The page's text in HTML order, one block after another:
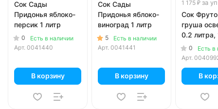
Сок Сады
Придонья яблоко-
персик 1 литр
0
Есть в наличии
Арт. 0041440
В корзину
Сок Сады
Придонья яблоко-
виноград 1 литр
5
Есть в наличии
Арт. 0041441
В корзину
1 175 ₽ за уп
Сок
груша
0.2 литра,
уп.0
Есть в
Арт.
В